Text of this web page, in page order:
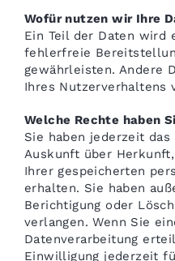
Wofür nutzen wir Ihre
Ein Teil der Daten wird
fehlerfreie
gewährleisten. Andere
Ihres Nutzerverhaltens
Welche Rechte haben
Sie haben jederzeit
Auskunft über
Ihrer gespeicherten
erhalten. Sie haben
Berichtigung oder
verlangen. Wenn Sie
Datenverarbeitung
Einwilligung jederzeit